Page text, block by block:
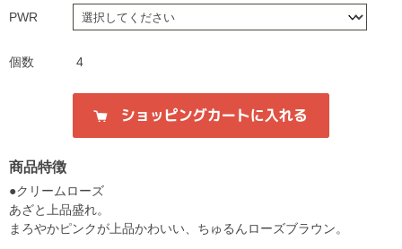
PWR
個数 4
商品特徴
●クリームローズ
あざと上品盛れ。
まろやかピンクが上品かわいい、ちゅるんローズブラウン。